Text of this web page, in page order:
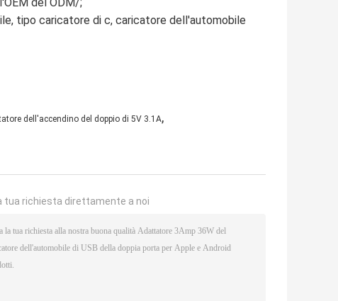
tipo caricatore di c, caricatore dell'automobile
dell'accendino del doppio di 5V 3.1A,
tua richiesta direttamente a noi